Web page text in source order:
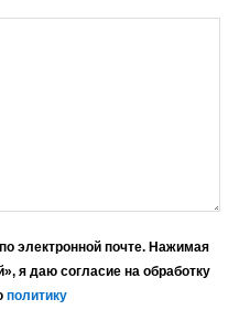
электронной почте. Нажимая
я даю согласие на обработку
политику